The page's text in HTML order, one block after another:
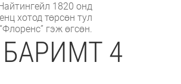
1820 онд
хотод төрсөн тул
гэж өгсөн.
БАРИМТ 4